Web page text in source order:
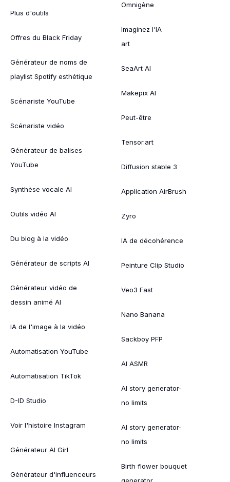
Plus d'outils
Offres du Black Friday
Générateur de noms de
playlist Spotify esthétique
Scénariste YouTube
Scénariste vidéo
Générateur de balises
YouTube
Synthèse vocale AI
Outils vidéo AI
Du blog à la vidéo
Générateur de scripts AI
Générateur vidéo de
dessin animé AI
IA de l'image à la vidéo
Automatisation YouTube
Automatisation TikTok
D-ID Studio
Voir l'histoire Instagram
Générateur AI Girl
Générateur d'influenceurs
Omnigène
Imaginez l'IA
art
SeaArt AI
Makepix AI
Peut-être
Tensor.art
Diffusion stable 3
Application AirBrush
Zyro
IA de décohérence
Peinture Clip Studio
Veo3 Fast
Nano Banana
Sackboy PFP
AI ASMR
AI story generator-
no limits
AI story generator-
no limits
Birth flower bouquet